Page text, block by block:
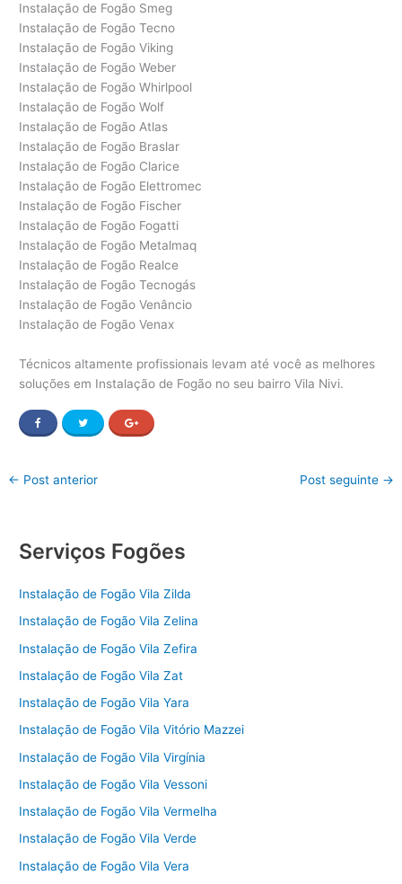
Instalação de Fogão Smeg
Instalação de Fogão Tecno
Instalação de Fogão Viking
Instalação de Fogão Weber
Instalação de Fogão Whirlpool
Instalação de Fogão Wolf
Instalação de Fogão Atlas
Instalação de Fogão Braslar
Instalação de Fogão Clarice
Instalação de Fogão Elettromec
Instalação de Fogão Fischer
Instalação de Fogão Fogatti
Instalação de Fogão Metalmaq
Instalação de Fogão Realce
Instalação de Fogão Tecnogás
Instalação de Fogão Venâncio
Instalação de Fogão Venax
Técnicos altamente profissionais levam até você as melhores
soluções em Instalação de Fogão no seu bairro Vila Nivi.
← Post anterior Post seguinte →
Serviços Fogões
Instalação de Fogão Vila Zilda
Instalação de Fogão Vila Zelina
Instalação de Fogão Vila Zefira
Instalação de Fogão Vila Zat
Instalação de Fogão Vila Yara
Instalação de Fogão Vila Vitório Mazzei
Instalação de Fogão Vila Virgínia
Instalação de Fogão Vila Vessoni
Instalação de Fogão Vila Vermelha
Instalação de Fogão Vila Verde
Instalação de Fogão Vila Vera